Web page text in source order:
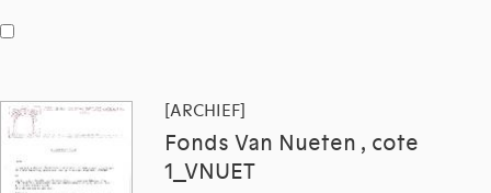
[ARCHIEF]
Fonds Van Nueten , cote
1_VNUET